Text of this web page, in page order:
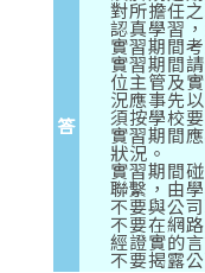
答
對所擔任
認真學習
實習期間
實習期間
位主管及
況應事先
須按學校
實習期間
狀況。
實習期間
聯繫，由
不要與公
不要在網
經證實的言
不要揭露